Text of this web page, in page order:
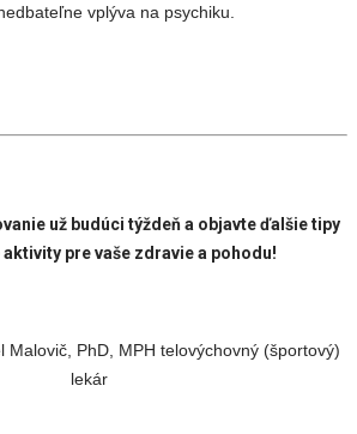
vplýva na psychiku.
už budúci týždeň a objavte ďalšie tipy
aktivity pre vaše zdravie a pohodu!
Malovič, PhD, MPH telovýchovný (športový)
lekár